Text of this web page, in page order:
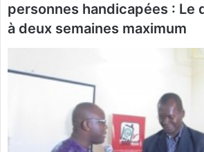
personnes handicapées : Le
à deux semaines maximum